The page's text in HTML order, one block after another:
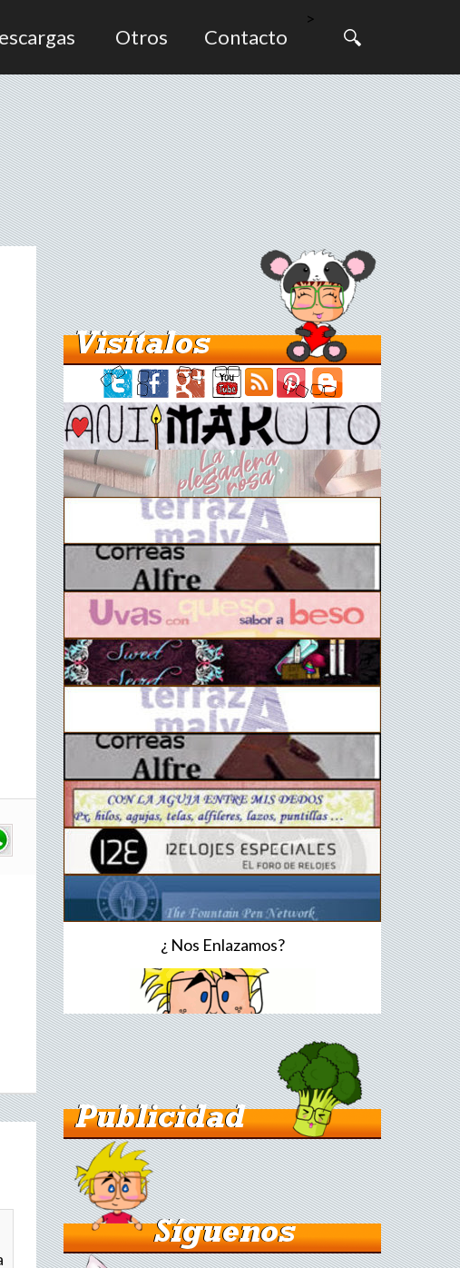
Otros Contacto
>
¿ Nos Enlazamos?